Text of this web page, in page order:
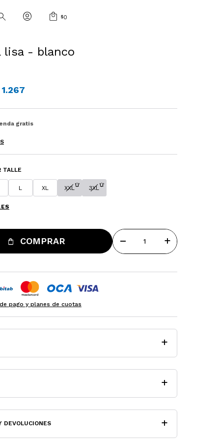
$0
lisa - blanco
1.267
gratis
TALLE
L XL XXL 3XL
COMPRAR remove add
pago y planes de cuotas
DEVOLUCIONES